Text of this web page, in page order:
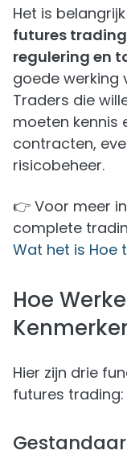
Het is
futures
regulering en
goede werking
Traders die
moeten kennis
contracten,
risicobeheer.
👉 Voor meer
complete
Wat het is Hoe
Hoe
Hier zijn drie
futures trading: